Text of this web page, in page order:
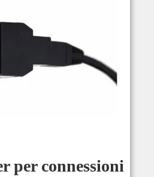
per connessioni